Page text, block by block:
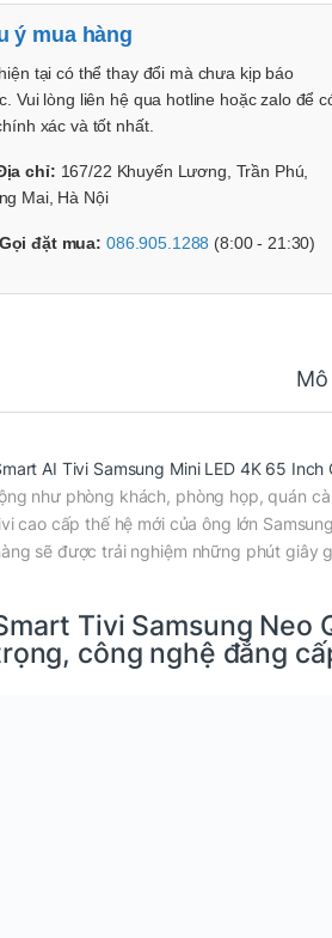
ý mua hàng
tại có thể thay đổi mà chưa kịp báo
Vui lòng liên hệ qua hotline hoặc zalo để
xác và tốt nhất.
chỉ: 167/22 Khuyến Lương, Trần Phú,
Mai, Hà Nội
Gọi đặt mua: 086.905.1288 (8:00 - 21:30)
AI Tivi Samsung Mini LED 4K 65
như phòng khách, phòng họp, quán
cao cấp thế hệ mới của ông lớn
sẽ được trải nghiệm những phút giây
Tivi Samsung Neo
công nghệ đẳng